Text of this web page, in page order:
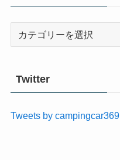
カ
Twitter
Tweets by campingcar369